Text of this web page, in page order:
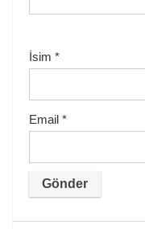
İsim *
Email *